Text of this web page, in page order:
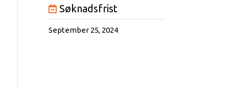
Søknadsfrist
September 25, 2024